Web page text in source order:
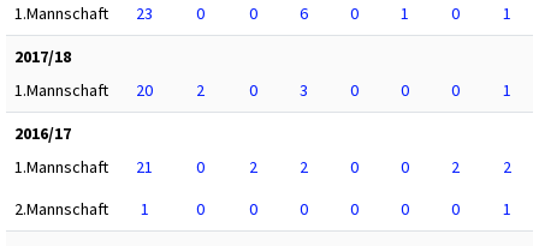
1.Mannschaft
23 0 0 6 0 1 0
1
2017/18
1.Mannschaft
20 2 0 3 0 0 0
1
2016/17
1.Mannschaft
21 0 2 2 0 0 2
2
2.Mannschaft
1 0 0 0 0 0 0
1